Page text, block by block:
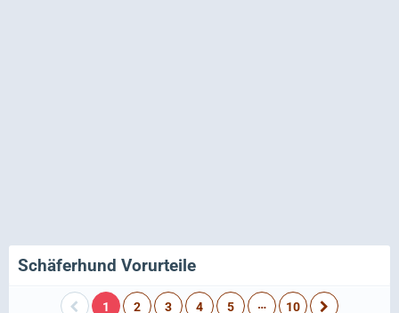
Schäferhund Vorurteile
1 2 3 4 5 … 10